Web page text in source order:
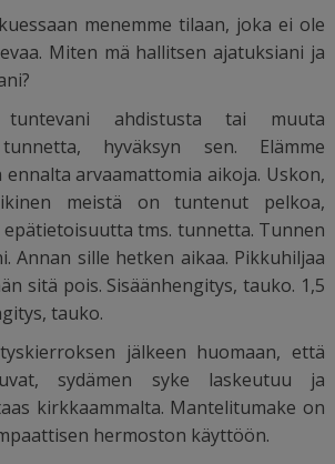
menemme tilaan, joka ei ole
Miten mä hallitsen ajatuksiani ja
ahdistusta tai muuta
tunnetta, hyväksyn sen. Elämme
arvaamattomia aikoja. Uskon,
meistä on tuntenut pelkoa,
tms. tunnetta. Tunnen
Annan sille hetken aikaa. Pikkuhiljaa
sitä pois. Sisäänhengitys, tauko. 1,5
tauko.
jälkeen huomaan, että
sydämen syke laskeutuu ja
kirkkaammalta. Mantelitumake on
hermoston käyttöön.